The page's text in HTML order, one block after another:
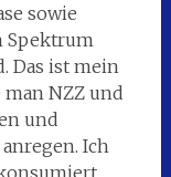
sowie
Spektrum
Das ist mein
NZZ und
und
Ich